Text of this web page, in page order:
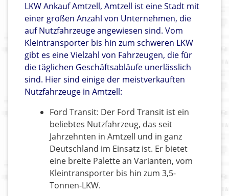
LKW Ankauf Amtzell, Amtzell ist eine Stadt mit
einer großen Anzahl von Unternehmen, die
auf Nutzfahrzeuge angewiesen sind. Vom
Kleintransporter bis hin zum schweren LKW
gibt es eine Vielzahl von Fahrzeugen, die für
die täglichen Geschäftsabläufe unerlässlich
sind. Hier sind einige der meistverkauften
Nutzfahrzeuge in Amtzell:
Ford Transit: Der Ford Transit ist ein
beliebtes Nutzfahrzeug, das seit
Jahrzehnten in Amtzell und in ganz
Deutschland im Einsatz ist. Er bietet
eine breite Palette an Varianten, vom
Kleintransporter bis hin zum 3,5-
Tonnen-LKW.